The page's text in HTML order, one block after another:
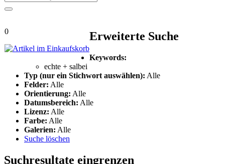
0 Erweiterte Suche
Keywords:
echte + salbei
Typ (nur ein Stichwort auswählen): Alle
Felder: Alle
Orientierung: Alle
Datumsbereich: Alle
Lizenz: Alle
Farbe: Alle
Galerien: Alle
Suche löschen
Suchresultate eingrenzen